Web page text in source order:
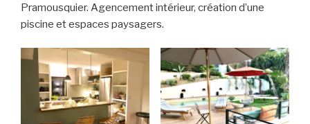
Pramousquier. Agencement intérieur, création d’une
piscine et espaces paysagers.